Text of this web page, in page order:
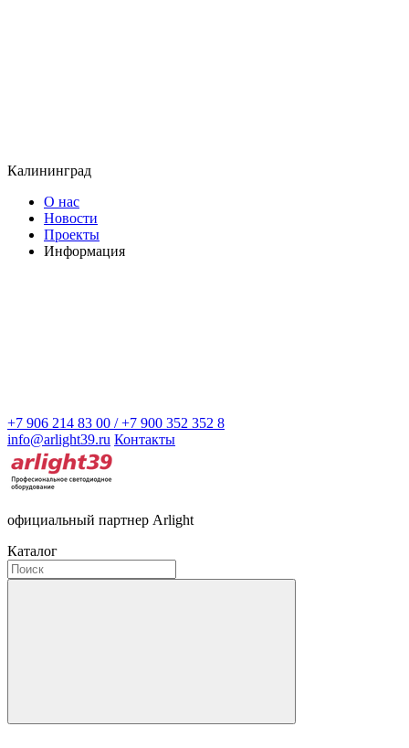
Калининград
О нас
Новости
Проекты
Информация
+7 906 214 83 00 / +7 900 352 352 8
info@arlight39.ru Контакты
официальный партнер Arlight
Каталог